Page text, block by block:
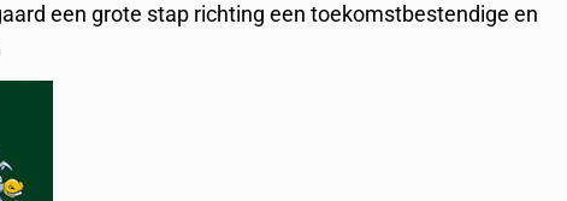
een grote stap richting een toekomstbestendige en